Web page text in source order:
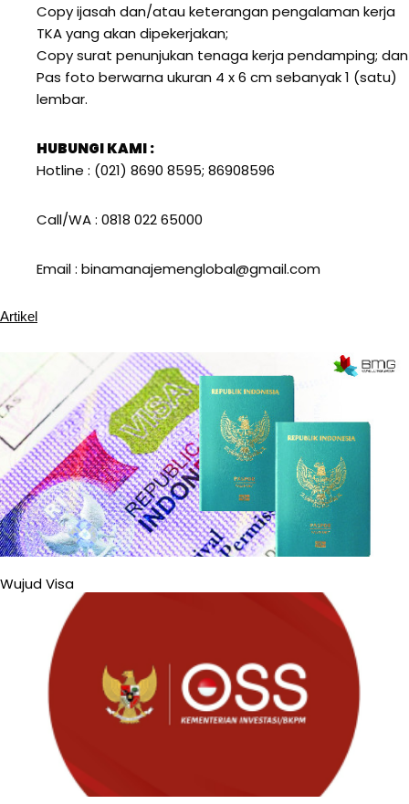
Copy ijasah dan/atau keterangan pengalaman kerja
TKA yang akan dipekerjakan;
Copy surat penunjukan tenaga kerja pendamping; dan
Pas foto berwarna ukuran 4 x 6 cm sebanyak 1 (satu)
lembar.
HUBUNGI KAMI :
Hotline : (021) 8690 8595; 86908596
Call/WA : 0818 022 65000
Email : binamanajemenglobal@gmail.com
Artikel
Wujud Visa